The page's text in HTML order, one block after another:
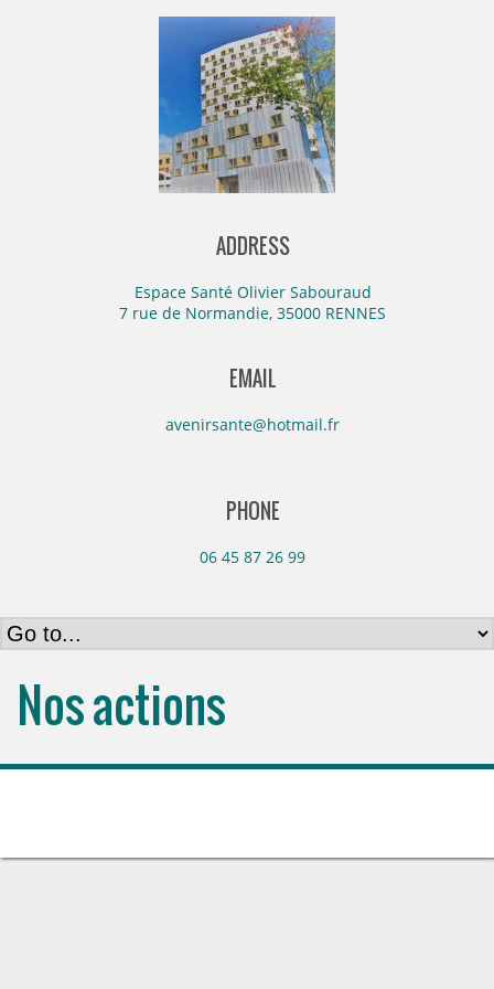
ADDRESS
Espace Santé Olivier Sabouraud
7 rue de Normandie, 35000 RENNES
EMAIL
avenirsante@hotmail.fr
PHONE
06 45 87 26 99
Nos actions